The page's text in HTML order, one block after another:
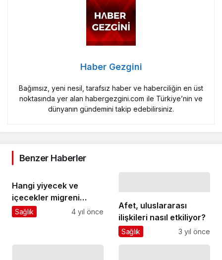
Haber Gezgini
Bağımsız, yeni nesil, tarafsız haber ve haberciliğin en üst
noktasında yer alan habergezgini.com ile Türkiye’nin ve
dünyanın gündemini takip edebilirsiniz.
Benzer Haberler
Hangi yiyecek ve
içecekler migreni
tetikliyor
Sağlık 4 yıl önce
Afet, uluslararası
ilişkileri nasıl etkiliyor?
Sağlık 3 yıl önce